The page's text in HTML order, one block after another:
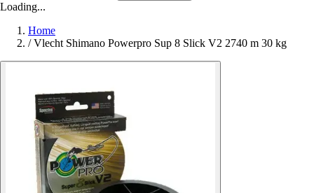
Loading...
Home
/ Vlecht Shimano Powerpro Sup 8 Slick V2 2740 m 30 kg